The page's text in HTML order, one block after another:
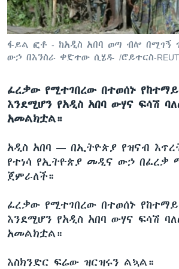
ቋንቋዎች
ፋይል ፎቶ - ከአዲስ አበባ ወጣ ብሎ በሚገኝ
ውኃ በእንስራ ቀድተው ሲሄዱ /ሮይተርስ-
ፈረቃው የሚተገበረው በተወሰኑ
እንደሚሆን የአዲስ አበባ ውሃና ፍሳሽ
አመልክቷል።
አዲስ አበባ — በኢትዮጵያ የዝናብ
የተነሳ የኢትዮጵያ መዲና ውኃ በፈረቃ
ጀምራለች።
ፈረቃው የሚተገበረው በተወሰኑ
እንደሚሆን የአዲስ አበባ ውሃና ፍሳሽ
አመልክቷል።
እስክንድር ፍሬው ዝርዝሩን ልኳል።